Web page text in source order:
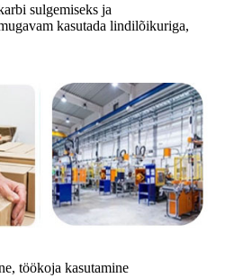
sulgemiseks ja
kasutada lindilõikuriga,
töökoja kasutamine